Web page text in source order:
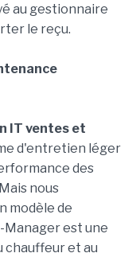
au gestionnaire
le reçu.
IT ventes et
d'entretien léger
des
nous
modèle de
est une
chauffeur et au